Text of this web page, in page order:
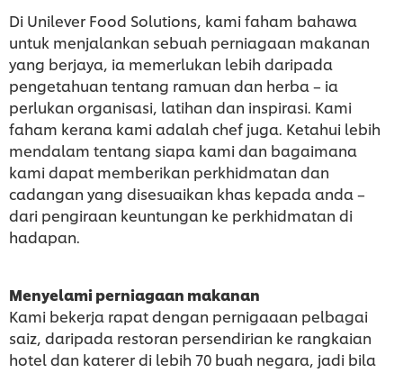
Di Unilever Food Solutions, kami faham bahawa
untuk menjalankan sebuah perniagaan makanan
yang berjaya, ia memerlukan lebih daripada
pengetahuan tentang ramuan dan herba – ia
perlukan organisasi, latihan dan inspirasi. Kami
faham kerana kami adalah chef juga. Ketahui lebih
mendalam tentang siapa kami dan bagaimana
kami dapat memberikan perkhidmatan dan
cadangan yang disesuaikan khas kepada anda –
dari pengiraan keuntungan ke perkhidmatan di
hadapan.
Menyelami perniagaan makanan
Kami bekerja rapat dengan pernigaaan pelbagai
saiz, daripada restoran persendirian ke rangkaian
hotel dan katerer di lebih 70 buah negara, jadi bila